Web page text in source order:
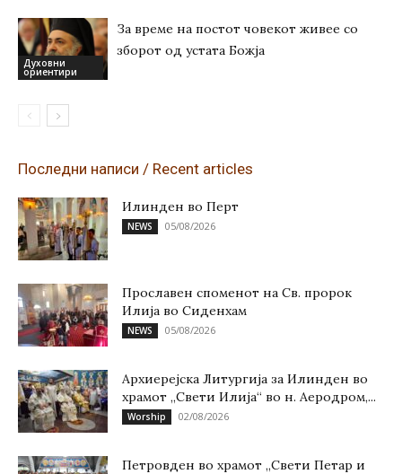
Духовни
ориентири
За време на постот човекот живее со
зборот од устата Божја
Последни написи / Recent articles
Илинден во Перт
NEWS 05/08/2026
Прославен споменот на Св. пророк
Илија во Сиденхам
NEWS 05/08/2026
Архиерејска Литургија за Илинден во
храмот „Свети Илија“ во н. Аеродром,...
Worship 02/08/2026
Петровден во храмот „Свети Петар и